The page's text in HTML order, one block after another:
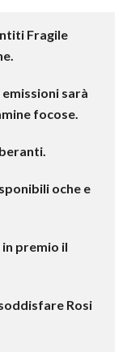
Fragile
sarà
focose.
oche e
premio il
Rosi